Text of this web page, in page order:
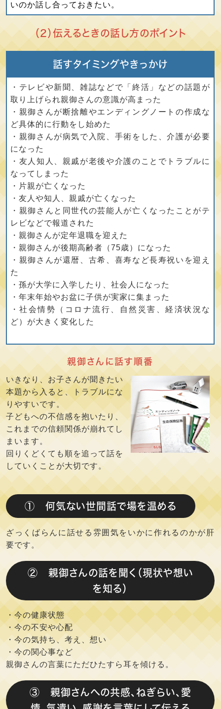
いのか話し合っておきたい。
（2）伝えるときの話し方のポイント
話すタイミングやきっかけ
・テレビや新聞、雑誌などで「終活」などの話題が
取り上げられ親御さんの意識が高まった
・親御さんが断捨離やエンディングノートの作成な
ど具体的に行動をし始めた
・親御さんが病気で入院、手術をした、介護が必要
になった
・友人知人、親戚が老後や介護のことでトラブルに
なってしまった
・片親が亡くなった
・友人や知人、親戚が亡くなった
・親御さんと同世代の芸能人が亡くなったことがテ
レビなどで報道された
・親御さんが定年退職を迎えた
・親御さんが後期高齢者（75歳）になった
・親御さんが還暦、古希、喜寿など長寿祝いを迎え
た
・孫が大学に入学したり、社会人になった
・年末年始やお盆に子供が実家に集まった
・社会情勢（コロナ流行、自然災害、経済状況な
ど）が大きく変化した
親御さんに話す順番
いきなり、お子さんが聞きたい
本題から入ると、トラブルにな
りやすいです。
子どもへの不信感を抱いたり、
これまでの信頼関係が崩れてし
まいます。
回りくどくても順を追って話を
していくことが大切です。
① 何気ない世間話で場を温める
ざっくばらんに話せる雰囲気をいかに作れるのかが肝
要です。
② 親御さんの話を聞く（現状や想い
を知る）
・今の健康状態
・今の不安や心配
・今の気持ち、考え、想い
・今の関心事など
親御さんの言葉にただひたすら耳を傾ける。
③ 親御さんへの共感、ねぎらい、愛